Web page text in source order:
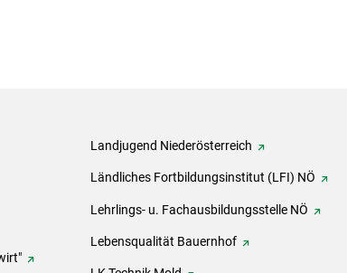
Landjugend Niederösterreich
Ländliches Fortbildungsinstitut (LFI) NÖ
Lehrlings- u. Fachausbildungsstelle NÖ
Lebensqualität Bauernhof